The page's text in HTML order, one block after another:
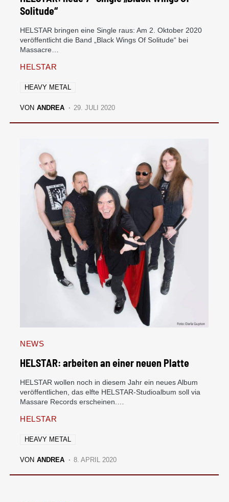
Solitude“
HELSTAR bringen eine Single raus: Am 2. Oktober 2020
veröffentlicht die Band „Black Wings Of Solitude“ bei
Massacre…
HELSTAR
HEAVY METAL
VON ANDREA 29. JULI 2020
NEWS
HELSTAR: arbeiten an einer neuen Platte
HELSTAR wollen noch in diesem Jahr ein neues Album
veröffentlichen, das elfte HELSTAR-Studioalbum soll via
Massare Records erscheinen.…
HELSTAR
HEAVY METAL
VON ANDREA 8. APRIL 2020